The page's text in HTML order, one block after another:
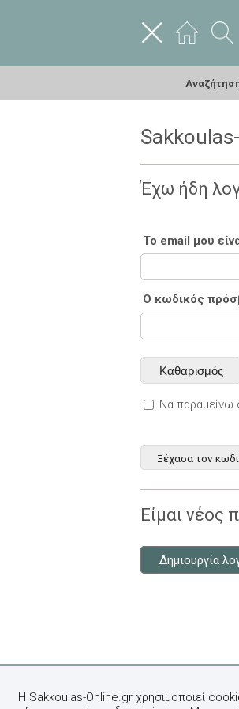
Έχω ήδη
Το email μου
Ο κωδικός
Να παραμείνω
Ξέχασα τον
Είμαι νέος
Δημιουργία
Η Sakkoulas-Online.gr χρησιμοποιεί